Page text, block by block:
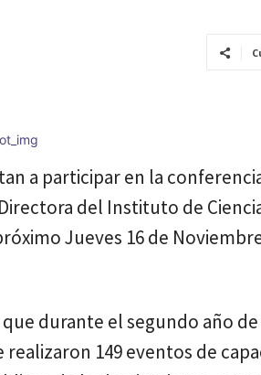
a participar en la
del Instituto de
Jueves 16 de
durante el segundo año
149 eventos de